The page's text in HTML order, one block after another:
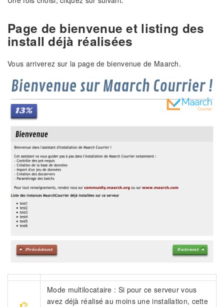
Page de bienvenue et listing des
install déjà réalisées
Vous arriverez sur la page de bienvenue de Maarch.
Mode multilocataire : Si pour ce serveur vous
avez déjà réalisé au moins une installation, cette